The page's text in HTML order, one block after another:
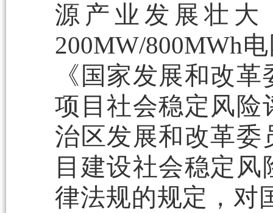
源产业发展壮大
200MW/800MWh
《国家发展和改
项目社会稳定风险
治区发展和改革委
目建设社会稳定
律法规的规定，对